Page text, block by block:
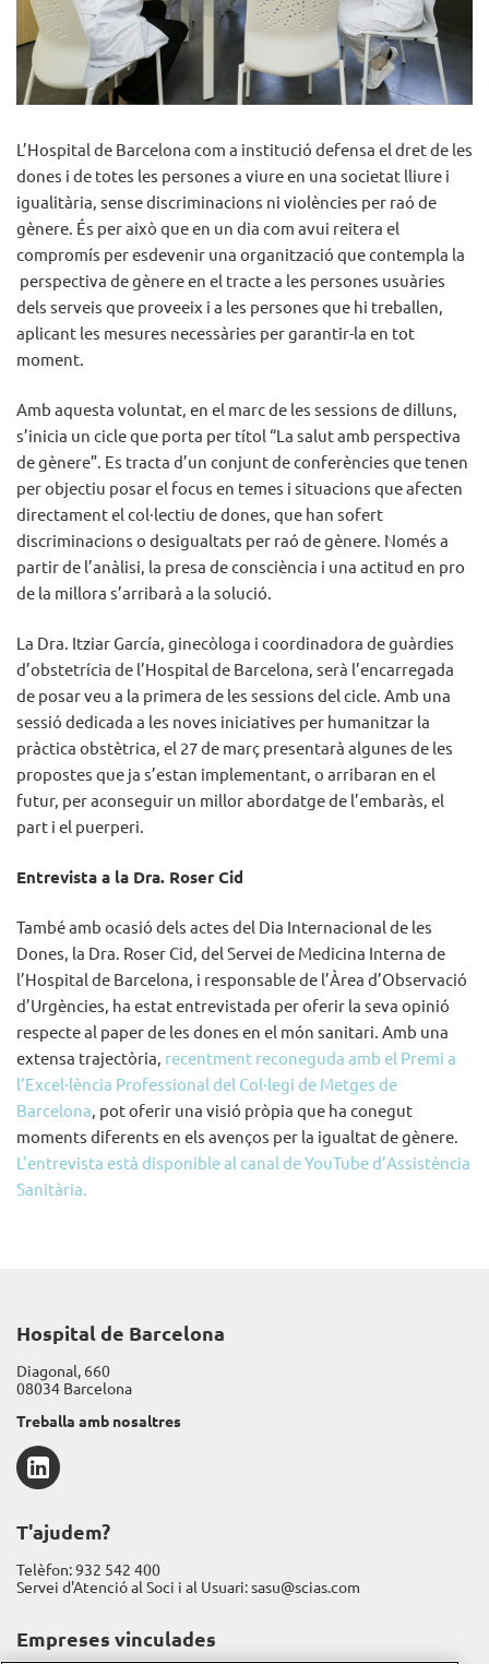
L’Hospital de Barcelona com a institució defensa el dret de les
dones i de totes les persones a viure en una societat lliure i
igualitària, sense discriminacions ni violències per raó de
gènere. És per això que en un dia com avui reitera el
compromís per esdevenir una organització que contempla la
perspectiva de gènere en el tracte a les persones usuàries
dels serveis que proveeix i a les persones que hi treballen,
aplicant les mesures necessàries per garantir-la en tot
moment.
Amb aquesta voluntat, en el marc de les sessions de dilluns,
s’inicia un cicle que porta per títol “La salut amb perspectiva
de gènere”. Es tracta d’un conjunt de conferències que tenen
per objectiu posar el focus en temes i situacions que afecten
directament el col·lectiu de dones, que han sofert
discriminacions o desigualtats per raó de gènere. Només a
partir de l’anàlisi, la presa de consciència i una actitud en pro
de la millora s’arribarà a la solució.
La Dra. Itziar García, ginecòloga i coordinadora de guàrdies
d’obstetrícia de l’Hospital de Barcelona, serà l’encarregada
de posar veu a la primera de les sessions del cicle. Amb una
sessió dedicada a les noves iniciatives per humanitzar la
pràctica obstètrica, el 27 de març presentarà algunes de les
propostes que ja s’estan implementant, o arribaran en el
futur, per aconseguir un millor abordatge de l’embaràs, el
part i el puerperi.
Entrevista a la Dra. Roser Cid
També amb ocasió dels actes del Dia Internacional de les
Dones, la Dra. Roser Cid, del Servei de Medicina Interna de
l’Hospital de Barcelona, i responsable de l’Àrea d’Observació
d’Urgències, ha estat entrevistada per oferir la seva opinió
respecte al paper de les dones en el món sanitari. Amb una
extensa trajectòria, recentment reconeguda amb el Premi a
l’Excel·lència Professional del Col·legi de Metges de
Barcelona, pot oferir una visió pròpia que ha conegut
moments diferents en els avenços per la igualtat de gènere.
L’entrevista està disponible al canal de YouTube d’Assistència
Sanitària.
Hospital de Barcelona
Diagonal, 660
08034 Barcelona
Treballa amb nosaltres
T'ajudem?
Telèfon:932 542 400
Servei d'Atenció al Soci i al Usuari:sasu@scias.com
Empreses vinculades